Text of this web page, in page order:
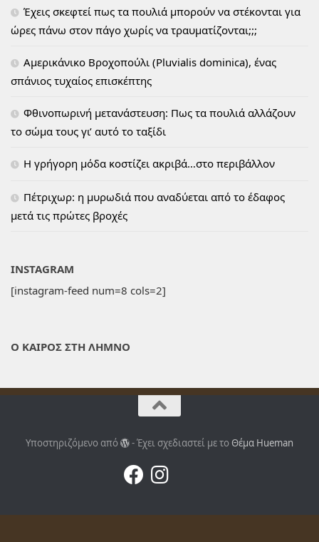
Έχεις σκεφτεί πως τα πουλιά μπορούν να στέκονται για
ώρες πάνω στον πάγο χωρίς να τραυματίζονται;;;
Αμερικάνικο Βροχοπούλι (Pluvialis dominica), ένας
σπάνιος τυχαίος επισκέπτης
Φθινοπωρινή μετανάστευση: Πως τα πουλιά αλλάζουν
το σώμα τους γι’ αυτό το ταξίδι
H γρήγορη μόδα κοστίζει ακριβά…στο περιβάλλον
Πέτριχωρ: η μυρωδιά που αναδύεται από το έδαφος
μετά τις πρώτες βροχές
INSTAGRAM
[instagram-feed num=8 cols=2]
Ο ΚΑΙΡΟΣ ΣΤΗ ΛΗΜΝΟ
Υποστηριζόμενο από - Έχει σχεδιαστεί με το Θέμα Ηueman